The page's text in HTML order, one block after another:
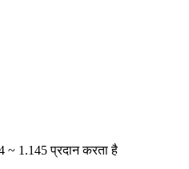
1.145 प्रदान करता है